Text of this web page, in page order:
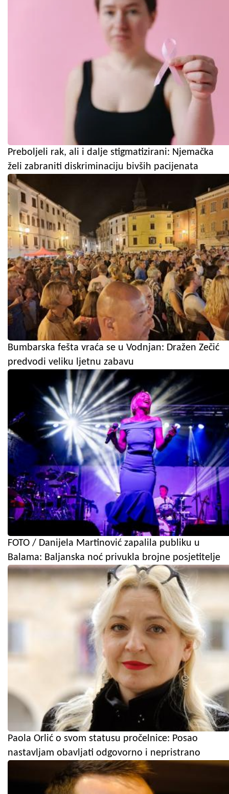
Preboljeli rak, ali i dalje stigmatizirani: Njemačka
želi zabraniti diskriminaciju bivših pacijenata
Bumbarska fešta vraća se u Vodnjan: Dražen Zečić
predvodi veliku ljetnu zabavu
FOTO / Danijela Martinović zapalila publiku u
Balama: Baljanska noć privukla brojne posjetitelje
Paola Orlić o svom statusu pročelnice: Posao
nastavljam obavljati odgovorno i nepristrano